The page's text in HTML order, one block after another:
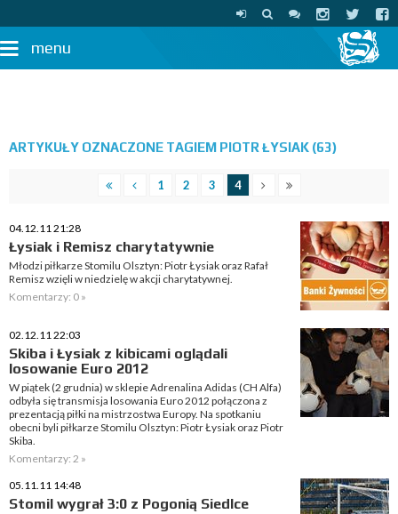
menu
ARTYKUŁY OZNACZONE TAGIEM PIOTR ŁYSIAK (63)
1 2 3 4
04.12.11 21:28
Łysiak i Remisz charytatywnie
Młodzi piłkarze Stomilu Olsztyn: Piotr Łysiak oraz Rafał
Remisz wzięli w niedzielę w akcji charytatywnej.
Komentarzy: 0 »
02.12.11 22:03
Skiba i Łysiak z kibicami oglądali
losowanie Euro 2012
W piątek (2 grudnia) w sklepie Adrenalina Adidas (CH Alfa)
odbyła się transmisja losowania Euro 2012 połączona z
prezentacją piłki na mistrzostwa Europy. Na spotkaniu
obecni byli piłkarze Stomilu Olsztyn: Piotr Łysiak oraz Piotr
Skiba.
Komentarzy: 2 »
05.11.11 14:48
Stomil wygrał 3:0 z Pogonią Siedlce